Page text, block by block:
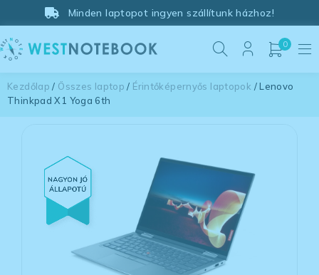
Minden laptopot ingyen szállítunk házhoz!
0
Kezdőlap / Összes laptop / Érintőképernyős laptopok / Lenovo
Thinkpad X1 Yoga 6th